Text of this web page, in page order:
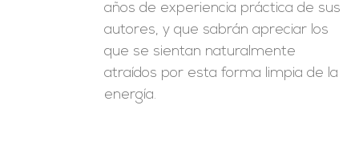
años de experiencia práctica de sus
autores, y que sabrán apreciar los
que se sientan naturalmente
atraídos por esta forma limpia de la
energía.